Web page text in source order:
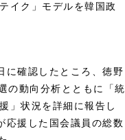
イク」モデルを韓国政
確認したところ、徳野
の動向分析とともに「統
」状況を詳細に報告し
応援した国会議員の総数